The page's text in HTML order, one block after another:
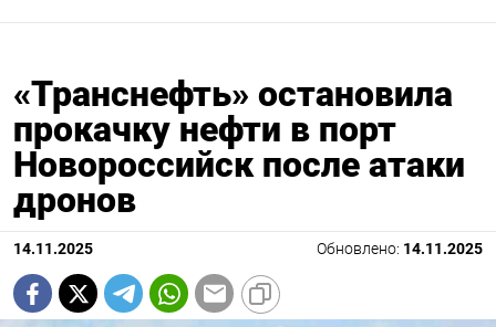
«Транснефть» остановила
прокачку нефти в порт
Новороссийск после атаки
дронов
14.11.2025 Обновлено: 14.11.2025